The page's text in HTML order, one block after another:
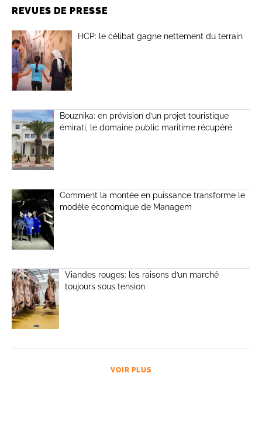
REVUES DE PRESSE
HCP: le célibat gagne nettement du terrain
Bouznika: en prévision d’un projet touristique
émirati, le domaine public maritime récupéré
Comment la montée en puissance transforme le
modèle économique de Managem
Viandes rouges: les raisons d’un marché
toujours sous tension
VOIR PLUS